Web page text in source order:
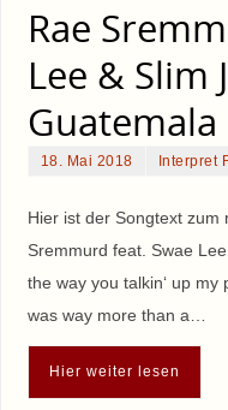
Rae
Lee & Slim
Guatemala
18. Mai 2018 Interpret
Hier ist der Songtext zum
Sremmurd feat. Swae
the way you talkin‘ up
was way more than a…
Hier weiter lesen